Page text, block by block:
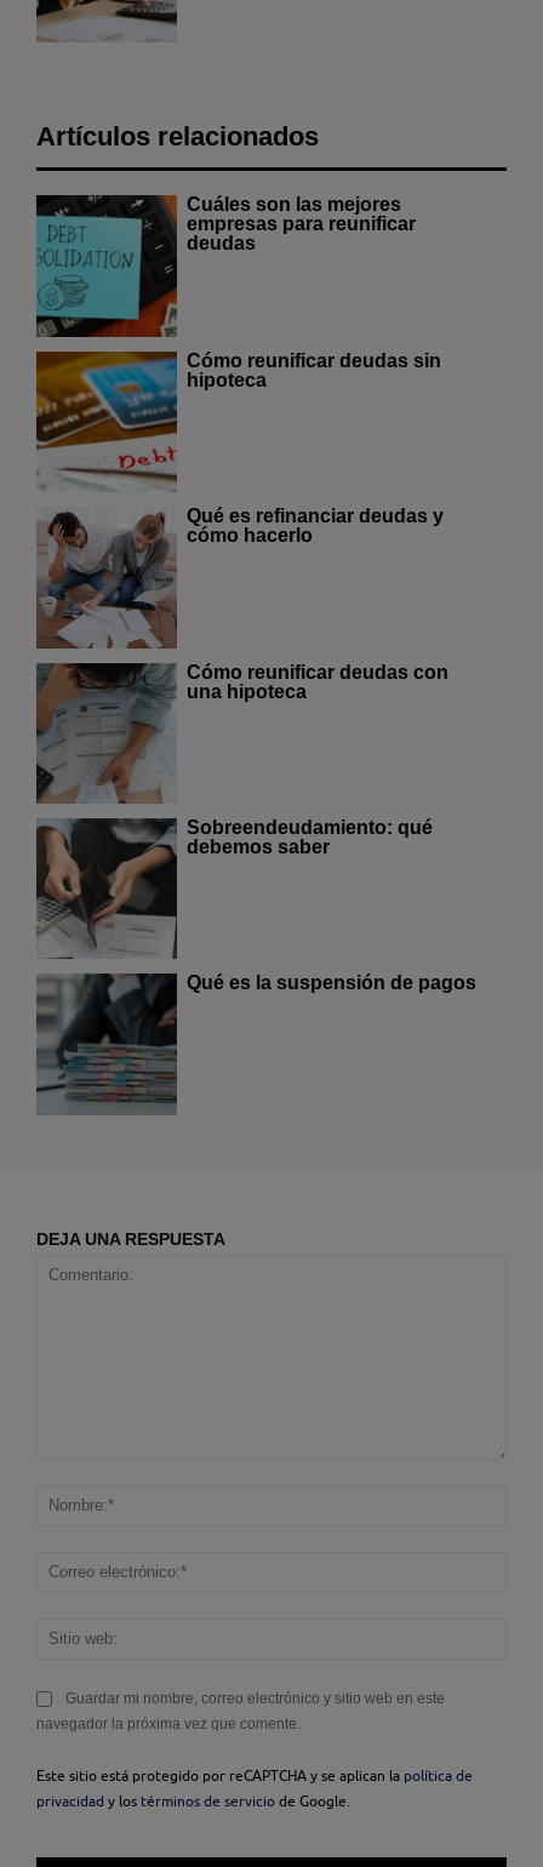
Artículos relacionados
Cuáles son las mejores
empresas para reunificar
deudas
Cómo reunificar deudas sin
hipoteca
Qué es refinanciar deudas y
cómo hacerlo
Cómo reunificar deudas con
una hipoteca
Sobreendeudamiento: qué
debemos saber
Qué es la suspensión de pagos
DEJA UNA RESPUESTA
Guardar mi nombre, correo electrónico y sitio web en este
navegador la próxima vez que comente.
Este sitio está protegido por reCAPTCHA y se aplican la política de
privacidad y los términos de servicio de Google.